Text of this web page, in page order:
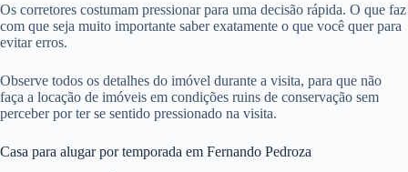
Os corretores costumam pressionar para uma decisão rápida. O que faz
com que seja muito importante saber exatamente o que você quer para
evitar erros.
Observe todos os detalhes do imóvel durante a visita, para que não
faça a locação de imóveis em condições ruins de conservação sem
perceber por ter se sentido pressionado na visita.
Casa para alugar por temporada em Fernando Pedroza